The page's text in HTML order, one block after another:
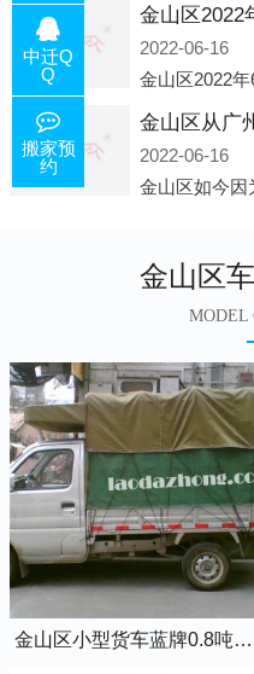
2022-06-16
2022-06-16
金山区
MODEL
金山区小型货车蓝牌0.8吨小卡车
中迁Q
Q
搬家预
约